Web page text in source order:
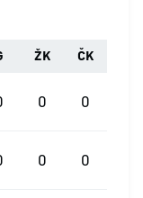
ŽK ČK
0 0
0 0